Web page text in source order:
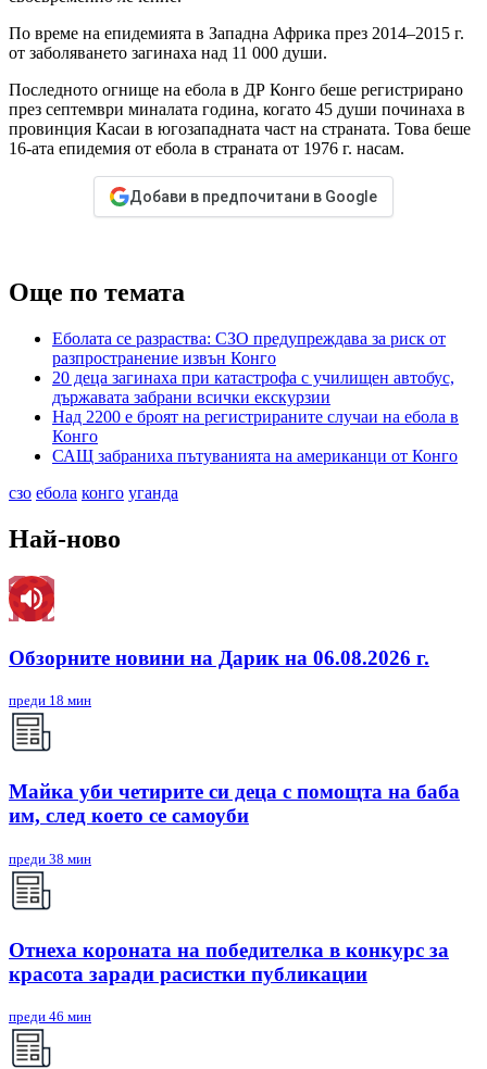
По време на епидемията в Западна Африка през 2014–2015 г.
от заболяването загинаха над 11 000 души.
Последното огнище на ебола в ДР Конго беше регистрирано
през септември миналата година, когато 45 души починаха в
провинция Касаи в югозападната част на страната. Това беше
16-ата епидемия от ебола в страната от 1976 г. насам.
Добави в предпочитани в Google
Още по темата
Еболата се разраства: СЗО предупреждава за риск от
разпространение извън Конго
20 деца загинаха при катастрофа с училищен автобус,
държавата забрани всички екскурзии
Над 2200 е броят на регистрираните случаи на ебола в
Конго
САЩ забраниха пътуванията на американци от Конго
сзо ебола конго уганда
Най-ново
Обзорните новини на Дарик на 06.08.2026 г.
преди 18 мин
Майка уби четирите си деца с помощта на баба
им, след което се самоуби
преди 38 мин
Отнеха короната на победителка в конкурс за
красота заради расистки публикации
преди 46 мин